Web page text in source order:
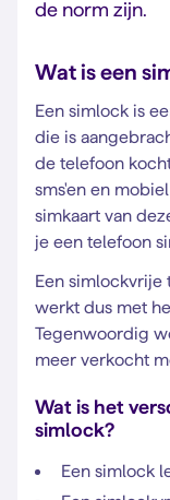
de norm zijn.
Wat is een
Een simlock is
die is
de telefoon
sms'en en
simkaart van
je een telefoon
Een simlockvrije
werkt dus met
Tegenwoordig
meer verkocht
Wat is het
simlock?
Een simlock